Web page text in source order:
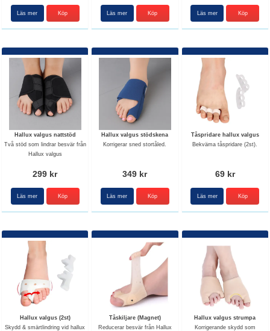
Läs mer Köp Läs mer Läs mer
Hallux valgus nattstöd
Två stöd som lindrar besvär från
Hallux valgus
299 kr
Läs mer Köp
Hallux valgus stödskena
Korrigerar sned stortåled.
349 kr
Läs mer
Tåspridare hallux valgus
Bekväma tåspridare (2st).
69 kr
Läs mer
Hallux valgus (2st)
Skydd & smärtlindring vid hallux
Tåskiljare (Magnet)
Reducerar besvär från Hallux
Hallux valgus strumpa
Korrigerande skydd som